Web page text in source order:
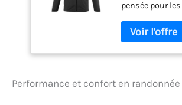
pensée pour
marche active,
comme 3e
utilisable par
imperméable
Performance et confort en randonnée